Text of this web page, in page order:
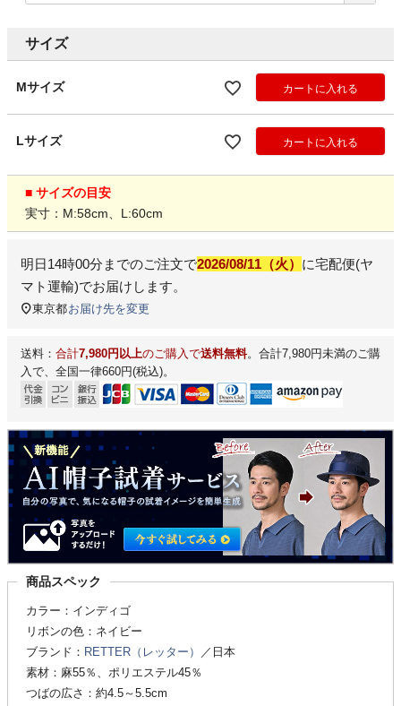
サイズ
Mサイズ カートに入れる
Lサイズ カートに入れる
■ サイズの目安
実寸：M:58cm、L:60cm
明日14時00分 までのご注文で2026/08/11（火） に宅配便(ヤ
マト運輸)でお届けします。
東京都お届け先を変更
送料： 合計7,980円以上のご購入で送料無料。合計7,980円未満のご購
入で、全国一律660円(税込)。
商品スペック
カラー：インディゴ
リボンの色：ネイビー
ブランド： RETTER（レッター）
／日本
素材：麻55％、ポリエステル45％
つばの広さ：約4.5～5.5cm